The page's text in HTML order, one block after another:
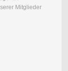
Mitglieder